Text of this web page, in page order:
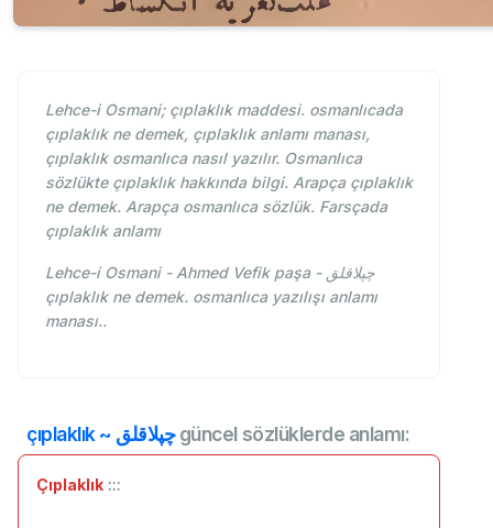
Lehce-i Osmani; çıplaklık maddesi. osmanlıcada
çıplaklık ne demek, çıplaklık anlamı manası,
çıplaklık osmanlıca nasıl yazılır. Osmanlıca
sözlükte çıplaklık hakkında bilgi. Arapça çıplaklık
ne demek. Arapça osmanlıca sözlük. Farsçada
çıplaklık anlamı
Lehce-i Osmani - Ahmed Vefik paşa - چپلاقلق
çıplaklık ne demek. osmanlıca yazılışı anlamı
manası..
çıplaklık ~ چپلاقلقgüncel sözlüklerde anlamı:
Çıplaklık :::